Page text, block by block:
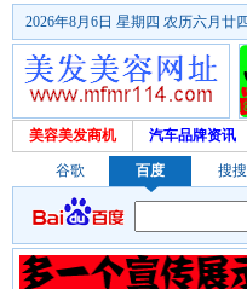
2026年8月6日 星期四 农历六月廿
美容美发商机 汽车品牌资讯
谷歌 百度 搜搜